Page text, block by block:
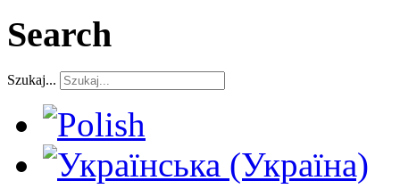
Search
Szukaj...